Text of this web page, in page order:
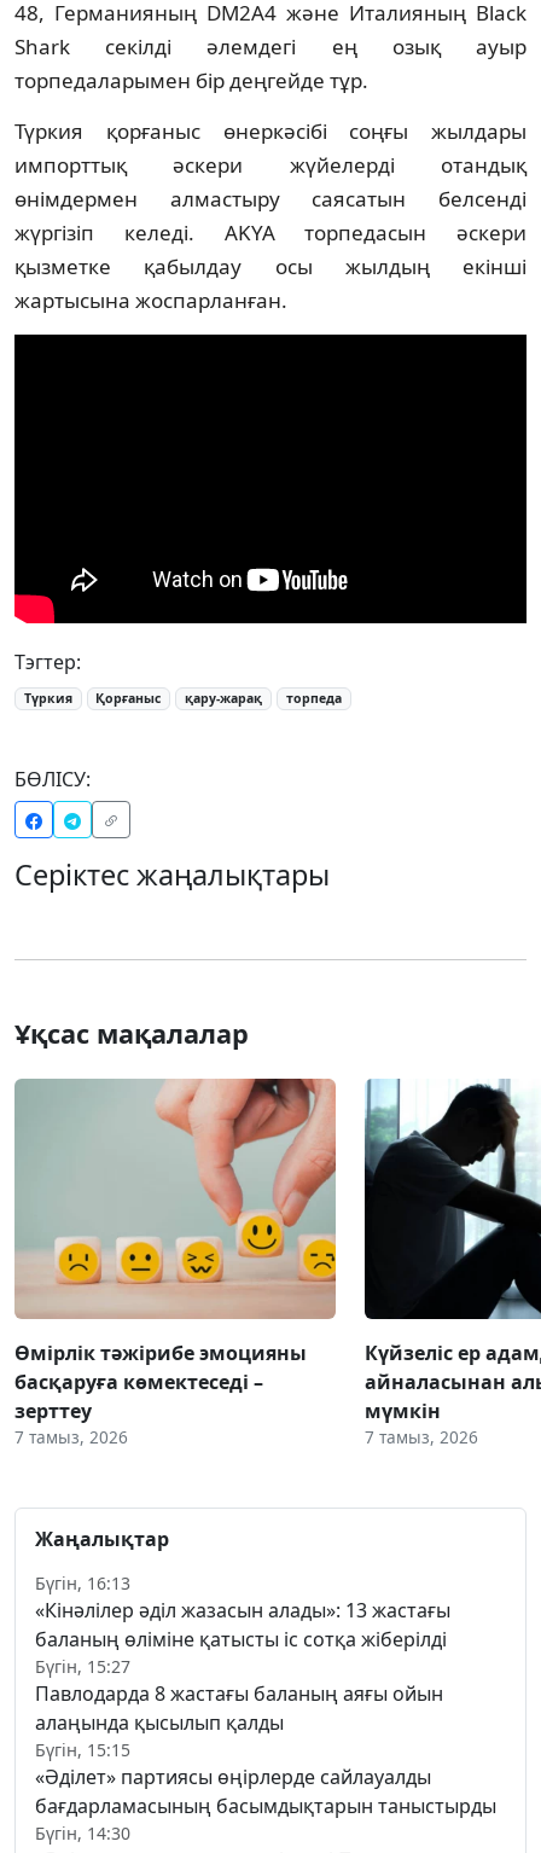
48, Германияның DM2A4 және Италияның Black
Shark секілді әлемдегі ең озық ауыр
торпедаларымен бір деңгейде тұр.
Түркия қорғаныс өнеркәсібі соңғы жылдары
импорттық әскери жүйелерді отандық
өнімдермен алмастыру саясатын белсенді
жүргізіп келеді. AKYA торпедасын әскери
қызметке қабылдау осы жылдың екінші
жартысына жоспарланған.
Тэгтер:
Түркия Қорғаныс қару-жарақ торпеда
БӨЛІСУ:
Серіктес жаңалықтары
Ұқсас мақалалар
Өмірлік тәжірибе эмоцияны
басқаруға көмектеседі –
зерттеу
7 тамыз, 2026
Күйзеліс ер
айналасынан
мүмкін
7 тамыз, 2026
Жаңалықтар
Бүгін, 16:13
«Кінәлілер әділ жазасын алады»: 13 жастағы
баланың өліміне қатысты іс сотқа жіберілді
Бүгін, 15:27
Павлодарда 8 жастағы баланың аяғы ойын
алаңында қысылып қалды
Бүгін, 15:15
«Әділет» партиясы өңірлерде сайлауалды
бағдарламасының басымдықтарын таныстырды
Бүгін, 14:30